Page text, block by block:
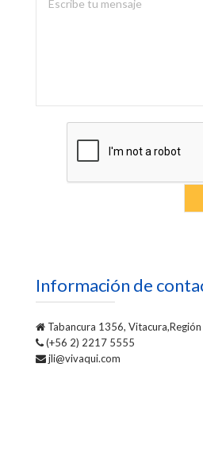
Información de
Tabancura 1356,
(+56 2) 2217 5555
jli@vivaqui.com